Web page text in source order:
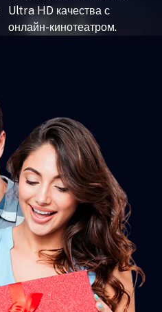
Ultra HD качества с
онлайн-кинотеатром.